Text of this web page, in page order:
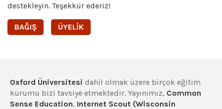
destekleyin. Teşekkür ederiz!
BAĞIŞ ÜYELIK
Oxford Üniversitesi dahil olmak üzere birçok eğitim
kurumu bizi tavsiye etmektedir. Yayınımız, Common
Sense Education, Internet Scout (Wisconsin